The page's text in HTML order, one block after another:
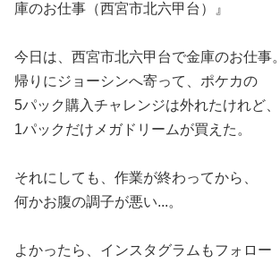
庫のお仕事（西宮市北六甲台）』
今日は、西宮市北六甲台で金庫のお仕事。
帰りにジョーシンへ寄って、ポケカの
5パック購入チャレンジは外れたけれど、
1パックだけメガドリームが買えた。
それにしても、作業が終わってから、
何かお腹の調子が悪い...。
よかったら、インスタグラムもフォロー